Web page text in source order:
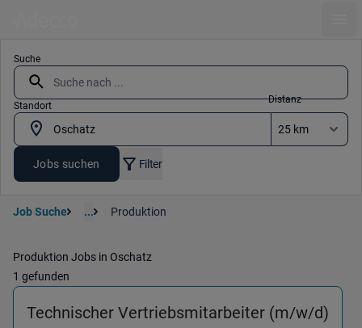
Suche
Standort
Distanz
Jobs suchen Filter
Job Suche ... Produktion
Produktion Jobs in Oschatz
1 gefunden
Technischer Vertriebsmitarbeiter (m/w/d)